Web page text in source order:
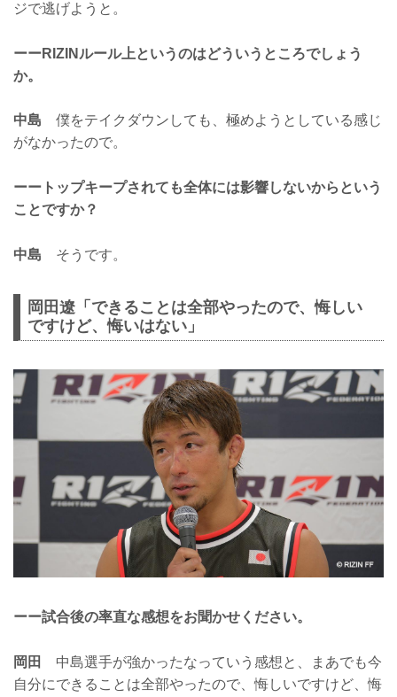
ジで逃げようと。
ーーRIZINルール上というのはどういうところでしょう
か。
中島 僕をテイクダウンしても、極めようとしている感じ
がなかったので。
ーートップキープされても全体には影響しないからという
ことですか？
中島 そうです。
岡田遼「できることは全部やったので、悔しい
ですけど、悔いはない」
ーー試合後の率直な感想をお聞かせください。
岡田
中島選手が強かったなっていう感想と、まあでも今
自分にできることは全部やったので、悔しいですけど、悔